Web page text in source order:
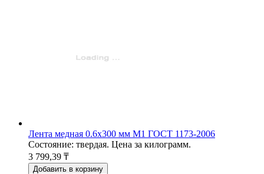
Лента медная 0.6x300 мм М1 ГОСТ 1173-2006
Состояние: твердая. Цена за килограмм.
3 799,39 ₸
Добавить в корзину